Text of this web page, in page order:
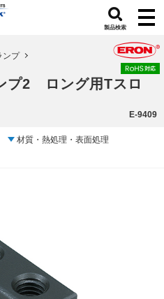
製品検索
ンプ
プ2 ロング用Tスロ
E-9409
材質・熱処理・表面処理